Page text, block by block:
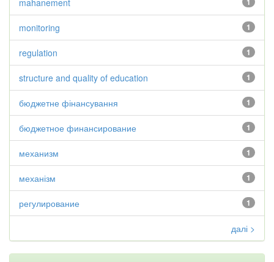
mahanement
1
monitoring
1
regulation
1
structure and quality of education
1
бюджетне фінансування
1
бюджетное финансирование
1
механизм
1
механізм
1
регулирование
далі >